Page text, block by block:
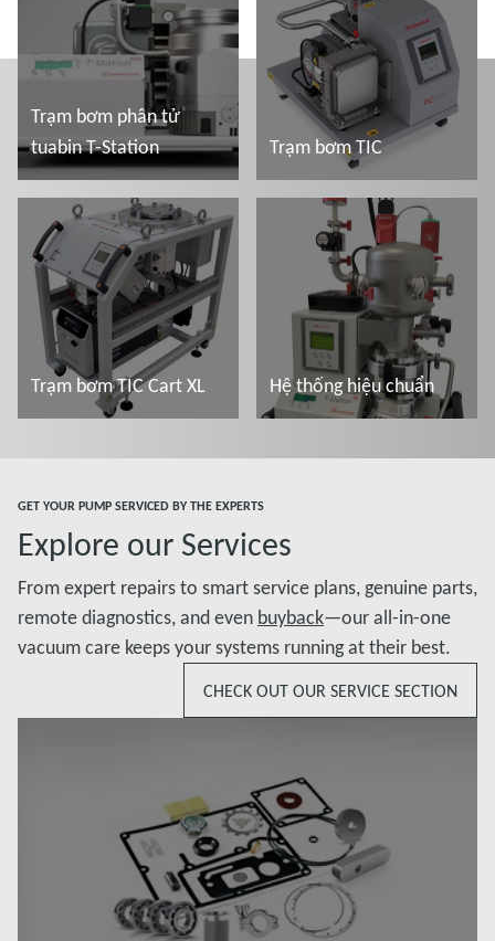
Trạm bơm phân tử
tuabin T-Station
Đọc thêm
Trạm bơm TIC
Đọc thêm
Trạm bơm TIC Cart XL Hệ thống hiệu chuẩn
GET YOUR PUMP SERVICED BY THE EXPERTS
Explore our Services
From expert repairs to smart service plans, genuine parts,
remote diagnostics, and even buyback—our all-in-one
vacuum care keeps your systems running at their best.
CHECK OUT OUR SERVICE SECTION